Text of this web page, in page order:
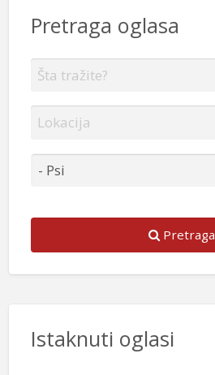
Pretraga oglasa
Pretraga
Istaknuti oglasi